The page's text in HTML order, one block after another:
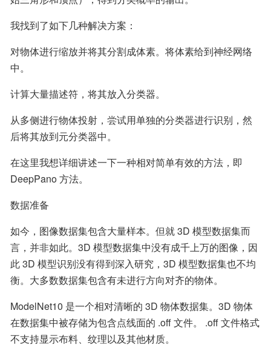
我找到了如下几种解决方案：
对物体进行缩放并将其分割成体素。将体素给到神经网络
中。
计算大量描述符，将其放入分类器。
从多侧进行物体投射，尝试用单独的分类器进行识别，然
后将其放到元分类器中。
在这里我想详细讲述一下一种相对简单有效的方法，即
DeepPano 方法。
数据准备
如今，图像数据集包含大量样本。但就 3D 模型数据集而
言，并非如此。3D 模型数据集中没有成千上万的图像，因
此 3D 模型识别没有得到深入研究，3D 模型数据集也不均
衡。大多数数据集包含有未进行方向对齐的物体。
ModelNet10 是一个相对清晰的 3D 物体数据集。3D 物体
在数据集中被存储为包含点线面的 .off 文件。 .off 文件格式
不支持显示布料、纹理以及其他材质。